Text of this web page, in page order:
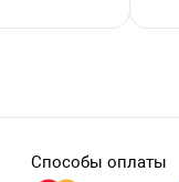
Способы оплаты